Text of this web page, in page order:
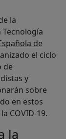
la
Tecnología
de
el ciclo
de
y
sobre
en estos
COVID-19.
la